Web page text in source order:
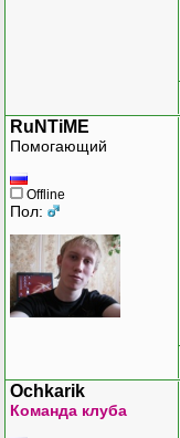
RuNTiME
Помогающий
Offline
Пол:
Ochkarik
Команда клуба